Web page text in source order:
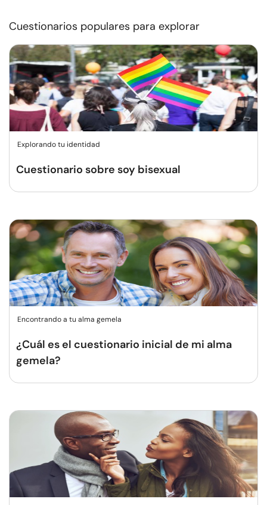
Cuestionarios populares para explorar
Explorando tu identidad
Cuestionario sobre soy bisexual
Encontrando a tu alma gemela
¿Cuál es el cuestionario inicial de mi alma
gemela?